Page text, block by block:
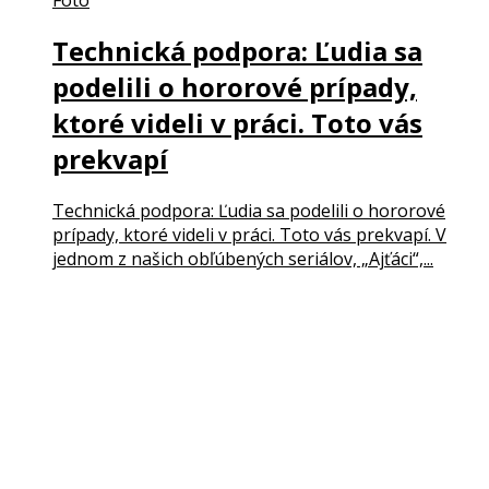
Technická podpora: Ľudia sa
podelili o hororové prípady,
ktoré videli v práci. Toto vás
prekvapí
Technická podpora: Ľudia sa podelili o hororové
prípady, ktoré videli v práci. Toto vás prekvapí. V
jednom z našich obľúbených seriálov, „Ajťáci“,...